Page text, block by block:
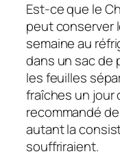
Est-ce que le
peut conserver
semaine au
dans un sac de
les feuilles
fraîches un jour
recommandé de
autant la
souffriraient.